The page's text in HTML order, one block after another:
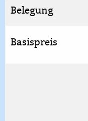
Belegung
Basispreis